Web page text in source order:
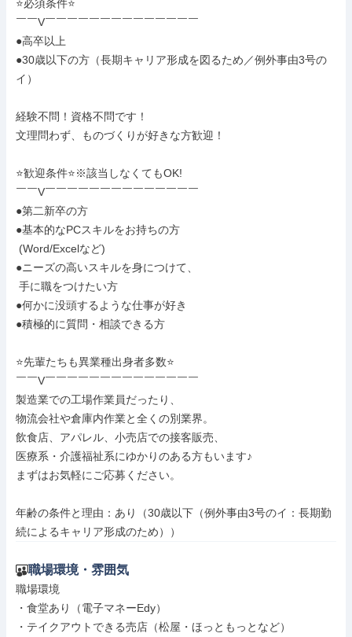
⭐必須条件⭐
￣￣V￣￣￣￣￣￣￣￣￣￣￣￣￣￣
●高卒以上
●30歳以下の方（長期キャリア形成を図るため／例外事由3号の
イ）
経験不問！資格不問です！
文理問わず、ものづくりが好きな方歓迎！
⭐歓迎条件⭐※該当しなくてもOK!
￣￣V￣￣￣￣￣￣￣￣￣￣￣￣￣￣
●第二新卒の方
●基本的なPCスキルをお持ちの方
●ニーズの高いスキルを身につけて、
●何かに没頭するような仕事が好き
●積極的に質問・相談できる方
⭐先輩たちも異業種出身者多数⭐
￣￣V￣￣￣￣￣￣￣￣￣￣￣￣￣￣
製造業での工場作業員だったり、
物流会社や倉庫内作業と全くの別業界。
飲食店、アパレル、小売店での接客販売、
医療系・介護福祉系にゆかりのある方もいます♪
まずはお気軽にご応募ください。
年齢の条件と理由：あり（30歳以下（例外事由3号のイ：長期勤
続によるキャリア形成のため））
職場環境・雰囲気
職場環境
・食堂あり（電子マネーEdy）
・テイクアウトできる売店（松屋・ほっともっとなど）